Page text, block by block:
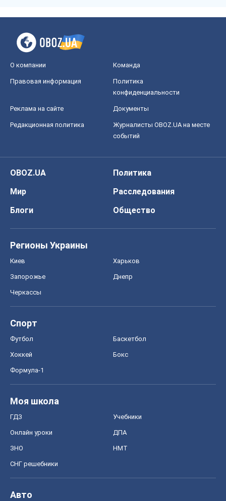
О компании Команда
Правовая информация
Политика
конфиденциальности
Реклама на сайте Документы
Редакционная политика
Журналисты OBOZ.UA на месте
событий
OBOZ.UA
Политика
Мир
Расследования
Блоги
Общество
Регионы Украины
Киев Харьков
Запорожье Днепр
Черкассы
Спорт
Футбол Баскетбол
Хоккей Бокс
Формула-1
Моя школа
ГДЗ Учебники
Онлайн уроки ДПА
ЗНО НМТ
СНГ решебники
Авто